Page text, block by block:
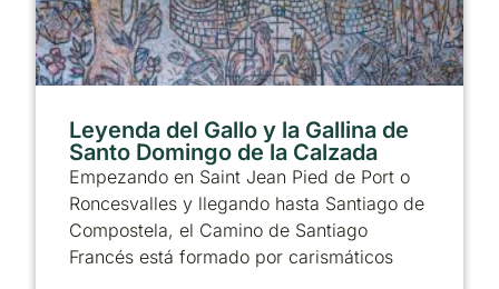
Leyenda del Gallo y la Gallina de
Santo Domingo de la Calzada
Empezando en Saint Jean Pied de Port o
Roncesvalles y llegando hasta Santiago de
Compostela, el Camino de Santiago
Francés está formado por carismáticos